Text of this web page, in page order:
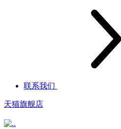
联系我们
天猫旗舰店